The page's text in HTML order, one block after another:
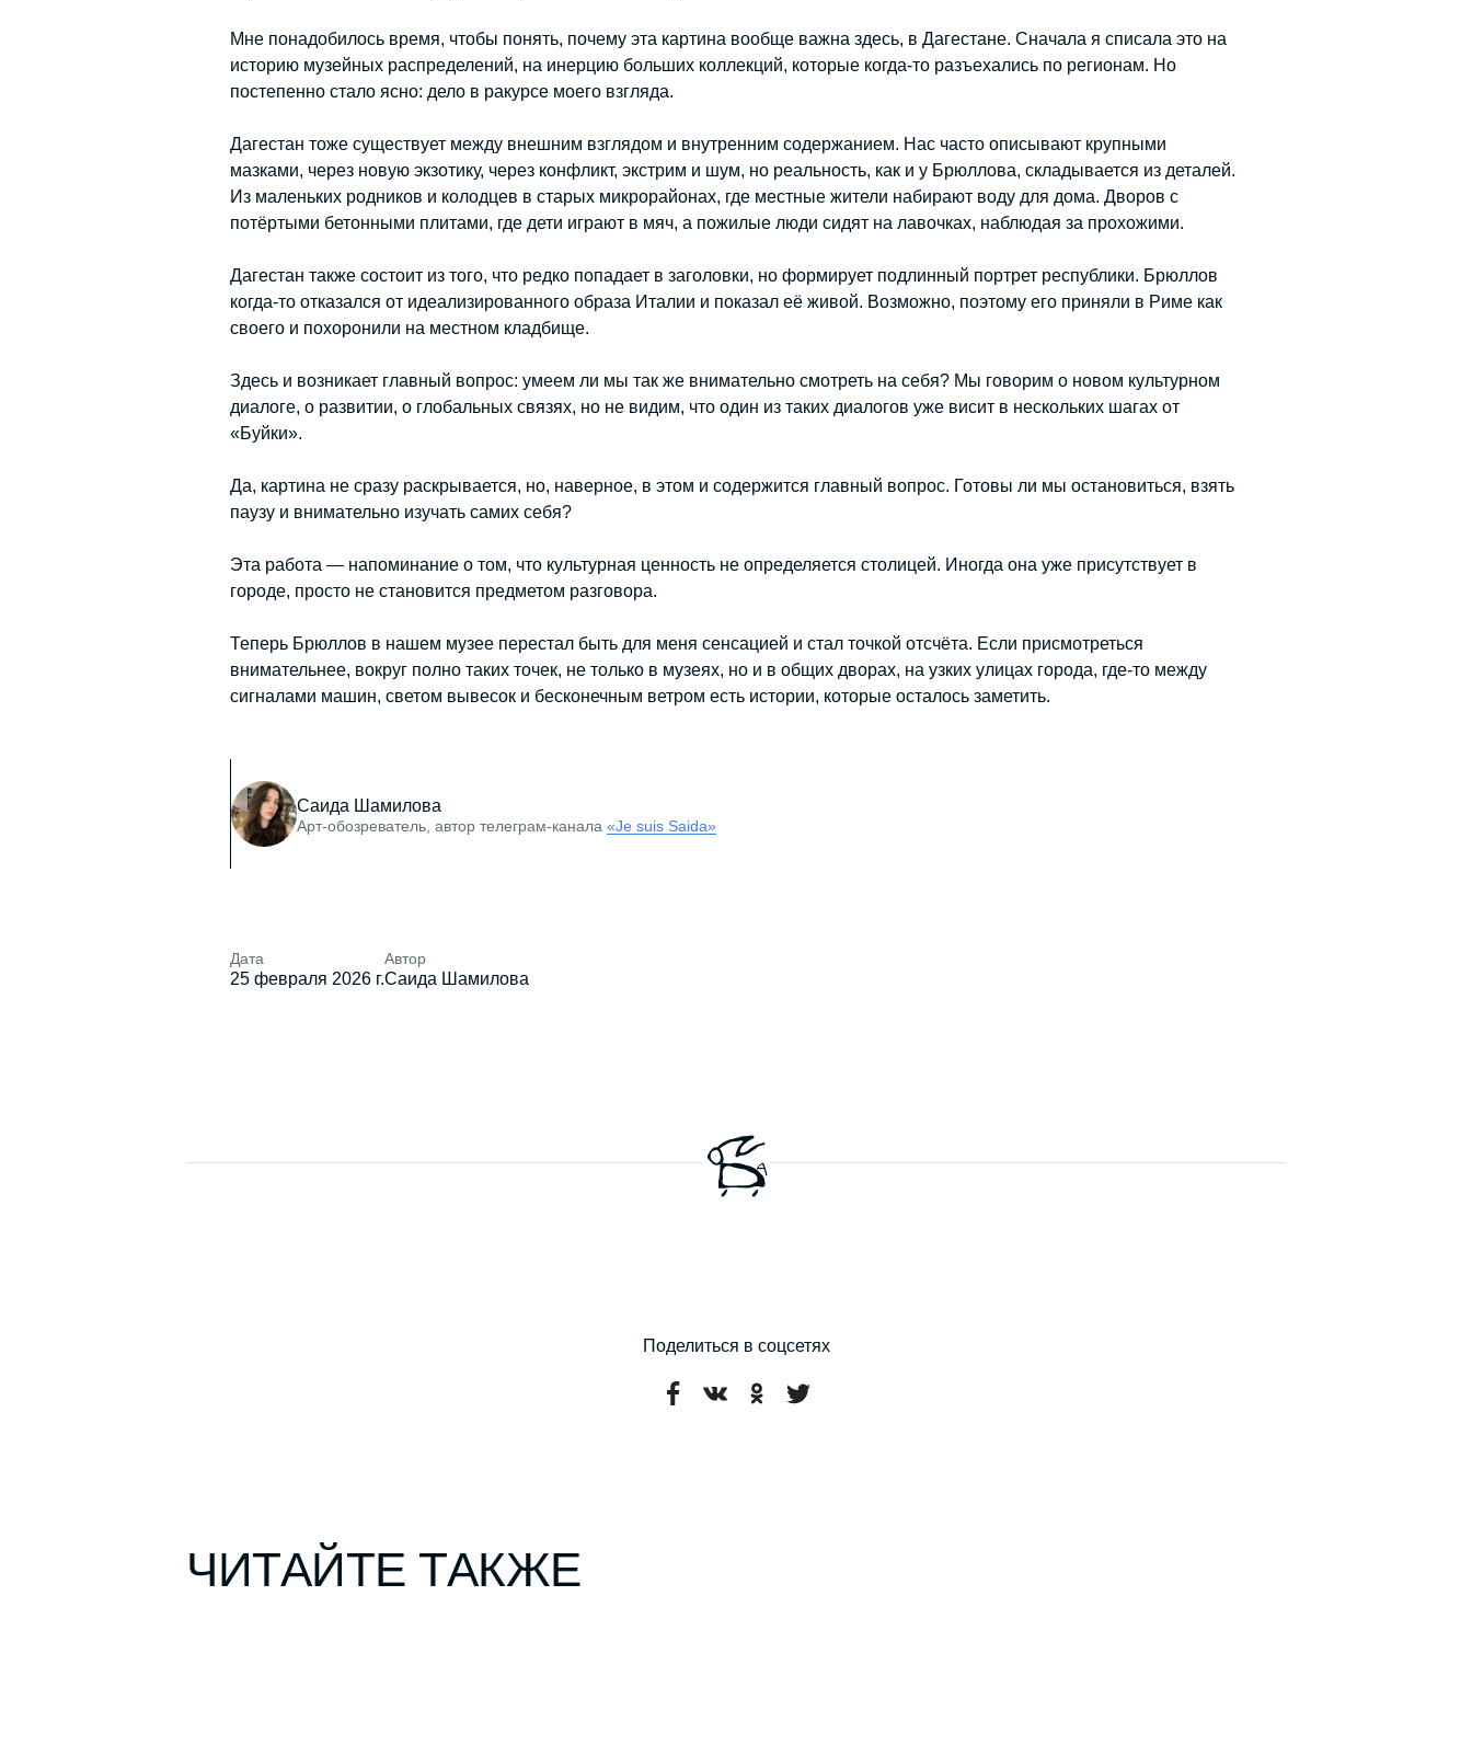
Мне понадобилось время, чтобы понять, почему эта картина вообще важна здесь, в Дагестане. Сначала я списала это на
историю музейных распределений, на инерцию больших коллекций, которые когда-то разъехались по регионам. Но
постепенно стало ясно: дело в ракурсе моего взгляда.
Дагестан тоже существует между внешним взглядом и внутренним содержанием. Нас часто описывают крупными
мазками, через новую экзотику, через конфликт, экстрим и шум, но реальность, как и у Брюллова, складывается из деталей.
Из маленьких родников и колодцев в старых микрорайонах, где местные жители набирают воду для дома. Дворов с
потёртыми бетонными плитами, где дети играют в мяч, а пожилые люди сидят на лавочках, наблюдая за прохожими.
Дагестан также состоит из того, что редко попадает в заголовки, но формирует подлинный портрет республики. Брюллов
когда-то отказался от идеализированного образа Италии и показал её живой. Возможно, поэтому его приняли в Риме как
своего и похоронили на местном кладбище.
Здесь и возникает главный вопрос: умеем ли мы так же внимательно смотреть на себя? Мы говорим о новом культурном
диалоге, о развитии, о глобальных связях, но не видим, что один из таких диалогов уже висит в нескольких шагах от
«Буйки».
Да, картина не сразу раскрывается, но, наверное, в этом и содержится главный вопрос. Готовы ли мы остановиться, взять
паузу и внимательно изучать самих себя?
Эта работа — напоминание о том, что культурная ценность не определяется столицей. Иногда она уже присутствует в
городе, просто не становится предметом разговора.
Теперь Брюллов в нашем музее перестал быть для меня сенсацией и стал точкой отсчёта. Если присмотреться
внимательнее, вокруг полно таких точек, не только в музеях, но и в общих дворах, на узких улицах города, где-то между
сигналами машин, светом вывесок и бесконечным ветром есть истории, которые осталось заметить.
Саида Шамилова
Арт-обозреватель, автор телеграм-канала «Je suis Saida»
Дата
25 февраля 2026 г.
Автор
Саида Шамилова
Поделиться в соцсетях
ЧИТАЙТЕ ТАКЖЕ